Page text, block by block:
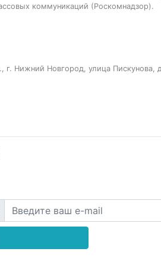
коммуникаций (Роскомнадзор).
г. Нижний Новгород, улица Пискунова,